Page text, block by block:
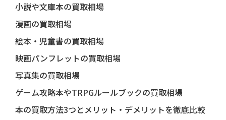
小説や文庫本の買取相場
漫画の買取相場
絵本・児童書の買取相場
映画パンフレットの買取相場
写真集の買取相場
ゲーム攻略本やTRPGルールブックの買取相場
本の買取方法3つとメリット・デメリットを徹底比較